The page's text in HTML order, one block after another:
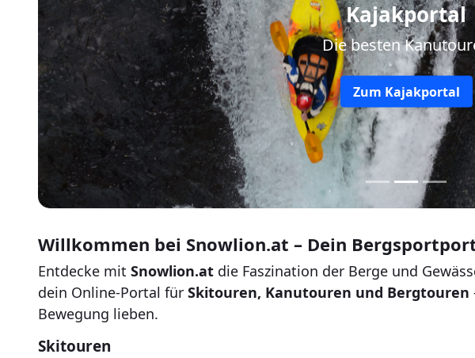
Kajakportal
Die besten
Zum Kajakportal
Willkommen bei Snowlion.at – Dein
Entdecke mit Snowlion.at die Faszination der Berge und
dein Online-Portal für Skitouren, Kanutouren und Bergtouren
Bewegung lieben.
Skitouren